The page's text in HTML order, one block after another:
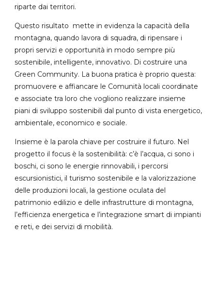
riparte dai territori.
Questo risultato mette in evidenza la capacità della
montagna, quando lavora di squadra, di ripensare i
propri servizi e opportunità in modo sempre più
sostenibile, intelligente, innovativo. Di costruire una
Green Community. La buona pratica è proprio questa:
promuovere e affiancare le Comunità locali coordinate
e associate tra loro che vogliono realizzare insieme
piani di sviluppo sostenibili dal punto di vista energetico,
ambientale, economico e sociale.
Insieme è la parola chiave per costruire il futuro. Nel
progetto il focus è la sostenibilità: c’è l’acqua, ci sono i
boschi, ci sono le energie rinnovabili, i percorsi
escursionistici, il turismo sostenibile e la valorizzazione
delle produzioni locali, la gestione oculata del
patrimonio edilizio e delle infrastrutture di montagna,
l’efficienza energetica e l’integrazione smart di impianti
e reti, e dei servizi di mobilità.